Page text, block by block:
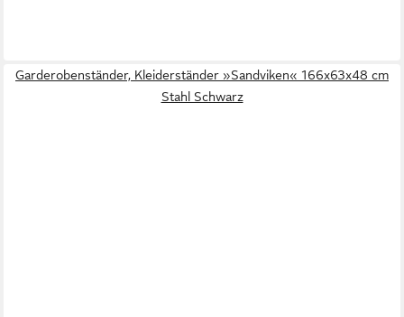
Garderobenständer, Kleiderständer »Sandviken« 166x63x48 cm
Stahl Schwarz